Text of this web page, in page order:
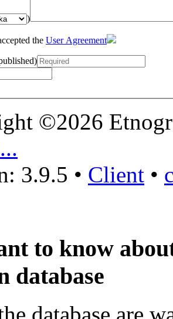
)
the User Agreement
©2026
3.9.5 • Client •
to know
database